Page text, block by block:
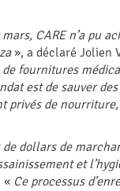
CARE n’a pu
», a déclaré Jolien
fournitures
est de sauver
privés de
dollars de
et
« Ce processus